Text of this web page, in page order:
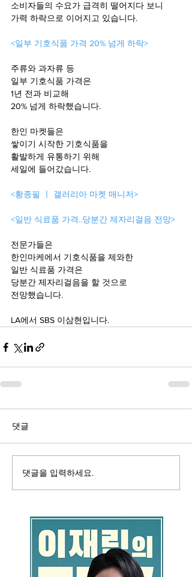
소비자들의 수요가 급격히 떨어지다 보니
가력 하락으로 이어지고 있습니다.
<일부 기호식품 가격 20% 넘게 하락>
주류와 과자류 등
일부 기호식품 가격은
1년 전과 비교해
20% 넘게 하락했습니다.
한인 마켓들은
쌓이기 시작한 기호식품을
활발하게 유통하기 위해
세일에 들어갔습니다.
<황종필 ㅣ 갤러리아 마켓 매니저>
<일반 식료품 가격..당분간 제자리걸음 전망>
전문가들은
한인마케에서 기호식품을 제와한
일반 식료품 가격은
당분간 제자리걸음을 할 것으로
전망했습니다.
LA에서 SBS 이삼현입니다.
댓글
댓글을 입력하세요.